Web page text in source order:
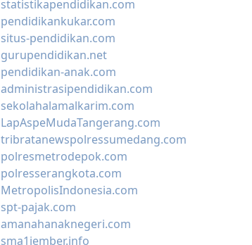
statistikapendidikan.com
pendidikankukar.com
situs-pendidikan.com
gurupendidikan.net
pendidikan-anak.com
administrasipendidikan.com
sekolahalamalkarim.com
LapAspeMudaTangerang.com
tribratanewspolressumedang.com
polresmetrodepok.com
polresserangkota.com
MetropolisIndonesia.com
spt-pajak.com
amanahanaknegeri.com
sma1jember.info